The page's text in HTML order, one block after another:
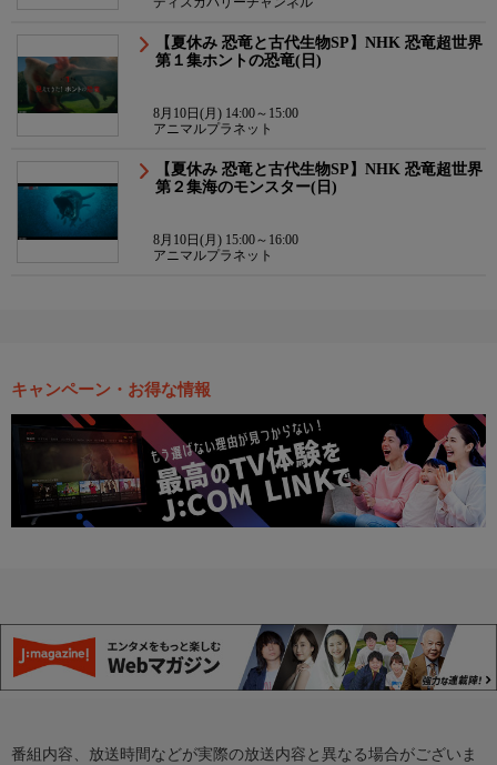
【夏休み 恐竜と古代生物SP】NHK 恐竜超世界
第１集ホントの恐竜(日)
8月10日(月) 14:00～15:00
アニマルプラネット
【夏休み 恐竜と古代生物SP】NHK 恐竜超世界
第２集海のモンスター(日)
8月10日(月) 15:00～16:00
アニマルプラネット
キャンペーン・お得な情報
番組内容、放送時間などが実際の放送内容と異なる場合がございま